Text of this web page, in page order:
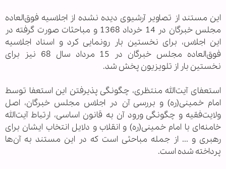
این مستند از تصاویر آرشیوی دیده نشده‌ از اجلاسیه فوق‌العاده
مجلس خبرگان در 14 خرداد 1368 و مباحثات صورت گرفته در
این اجلاس، برای نخستین بار رونمایی کرد و اسناد اجلاسیه
فوق‌العاده مجلس خبرگان در 15 مرداد سال 68 نیز برای
نخستین بار از تلویزیون پخش شد.
استعفای آیت‌الله منتظری، چگونگی پذیرفتن این استعفا توسط
امام خمینی(ره) و بررسی آن در اجلاس مجلس خبرگان، اصل
ولایت‌فقیه و چگونگی ورود آن به قانون اساسی، ارتباط آیت‌الله
خامنه‌ای با امام خمینی(ره) و انقلاب و دلایل انتخاب ایشان برای
رهبری و ... از جمله مباحثی است که در این مستند به آن‌ها
پرداخته ‌شده است.